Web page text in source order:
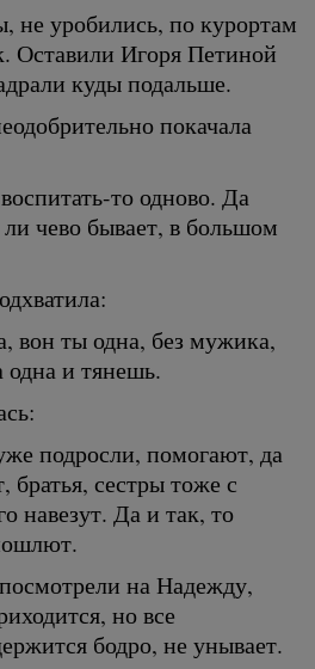
не уробились, по курортам
Оставили Игоря Петиной
куды подальше.
покачала
то одново. Да
чево бывает, в большом
вон ты одна, без мужика,
одна и тянешь.
подросли, помогают, да
сестры тоже с
навезут. Да и так, то
на Надежду,
но все
бодро, не унывает.